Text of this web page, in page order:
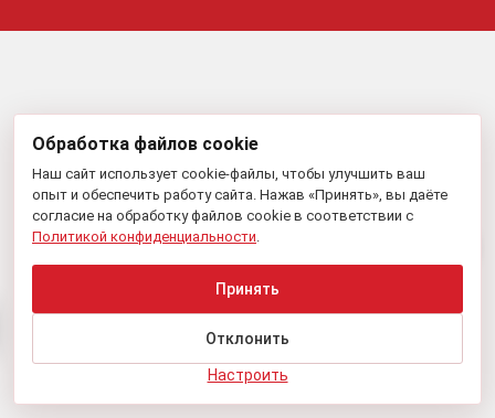
Обработка файлов cookie
Наш сайт использует cookie-файлы, чтобы улучшить ваш
опыт и обеспечить работу сайта. Нажав «Принять», вы даёте
согласие на обработку файлов cookie в соответствии с
Политикой конфиденциальности.
Настроить
Отклонить
Принять